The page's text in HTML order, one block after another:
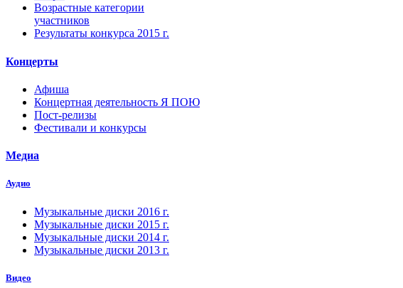
Возрастные категории
участников
Результаты конкурса 2015 г.
Концерты
Афиша
Концертная деятельность Я ПОЮ
Пост-релизы
Фестивали и конкурсы
Медиа
Аудио
Музыкальные диски 2016 г.
Музыкальные диски 2015 г.
Музыкальные диски 2014 г.
Музыкальные диски 2013 г.
Видео